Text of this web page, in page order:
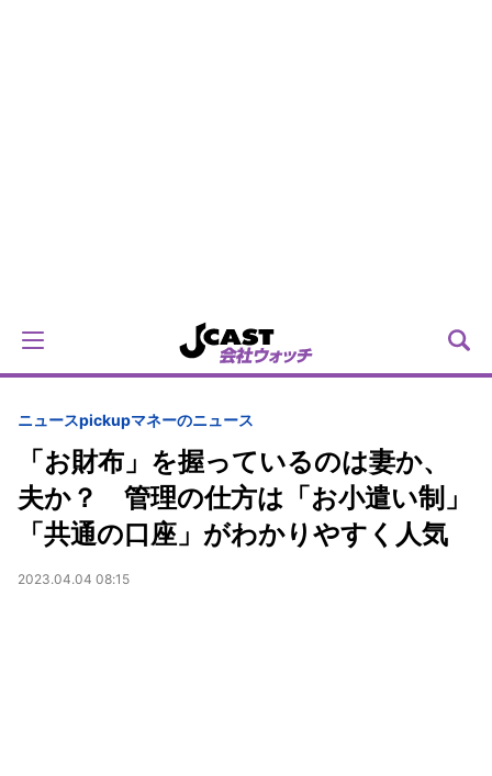
ニュースpickupマネーのニュース
「お財布」を握っているのは妻か、
夫か？ 管理の仕方は「お小遣い制」
「共通の口座」がわかりやすく人気
2023.04.04 08:15